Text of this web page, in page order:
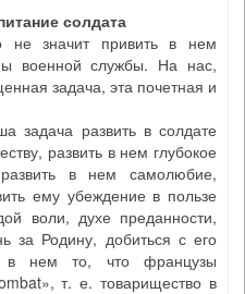
солдата
не значит привить в нем
военной службы. На нас,
задача, эта почетная и
задача развить в солдате
развить в нем глубокое
в нем самолюбие,
ему убеждение в пользе
воли, духе преданности,
за Родину, добиться с его
в нем то, что французы
т. е. товарищество в